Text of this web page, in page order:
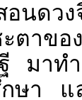
อนดว
ะตาข
มาท
ษา แ